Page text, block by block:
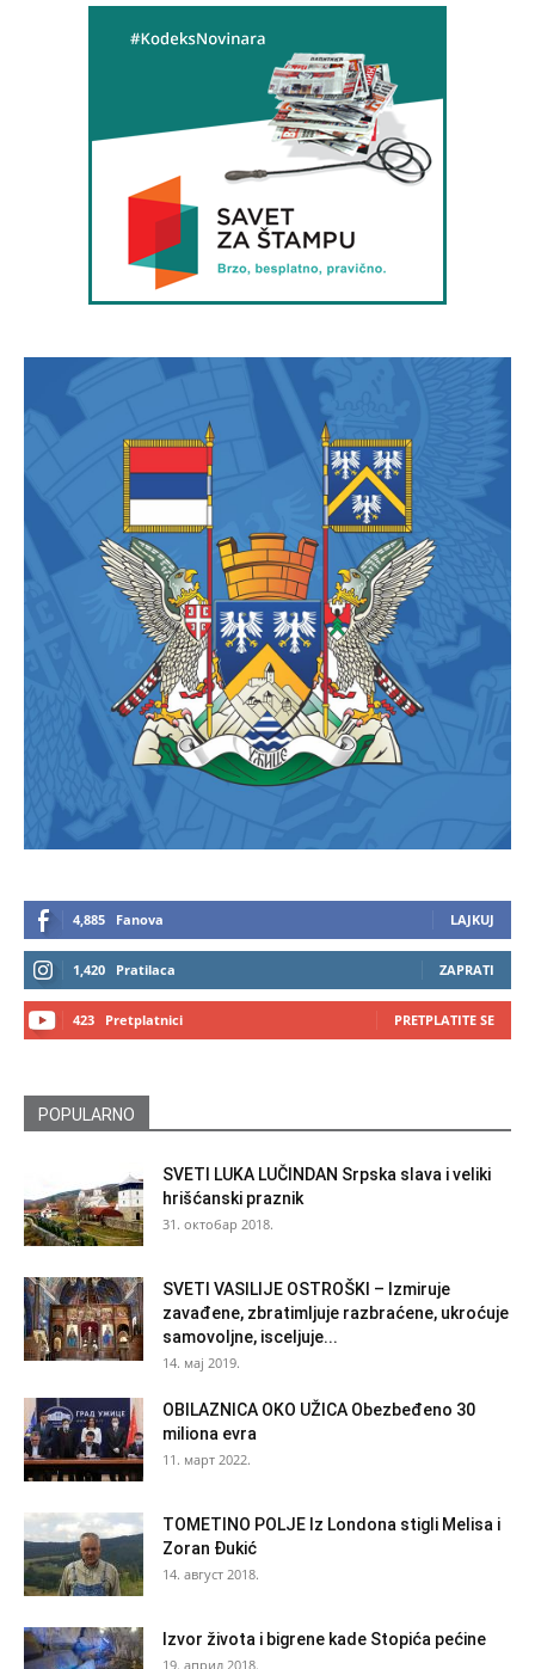
4,885 Fanova LAJKUJ
1,420 Pratilaca ZAPRATI
423 Pretplatnici PRETPLATITE SE
POPULARNO
SVETI LUKA LUČINDAN Srpska slava i veliki
hrišćanski praznik
31. октобар 2018.
SVETI VASILIJE OSTROŠKI – Izmiruje
zavađene, zbratimljuje razbraćene, ukroćuje
samovoljne, isceljuje...
14. мај 2019.
OBILAZNICA OKO UŽICA Obezbeđeno 30
miliona evra
11. март 2022.
TOMETINO POLJE Iz Londona stigli Melisa i
Zoran Đukić
14. август 2018.
Izvor života i bigrene kade Stopića pećine
19. април 2018.